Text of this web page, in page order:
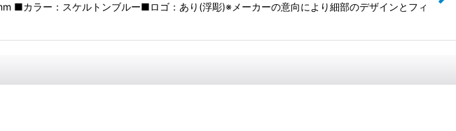
■カラー：スケルトンブルー■ロゴ：あり(浮彫)※メーカーの意向により細部のデザインとフィ